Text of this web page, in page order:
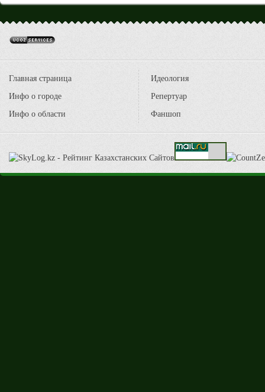
Главная страница
Инфо о городе
Инфо о области
Идеология
Репертуар
Фаншоп